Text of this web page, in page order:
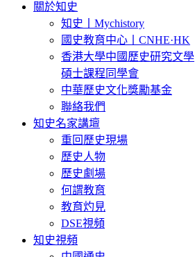
關於知史
知史丨Mychistory
國史教育中心丨CNHE·HK
香港大學中國歷史研究文學
碩士課程同學會
中華歷史文化獎勵基金
聯絡我們
知史名家講壇
重回歷史現場
歷史人物
歷史劇場
何謂教育
教育灼見
DSE視頻
知史視頻